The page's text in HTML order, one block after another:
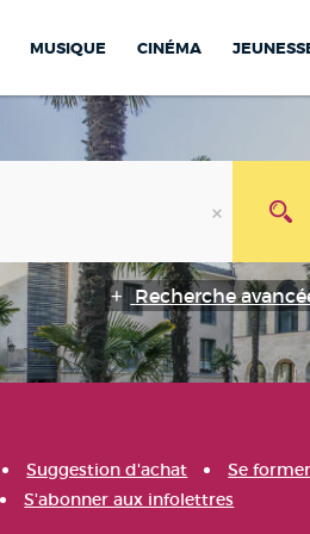
MUSIQUE CINÉMA
Recherche
Suggestion d'achat
Se
S'abonner aux infolettres